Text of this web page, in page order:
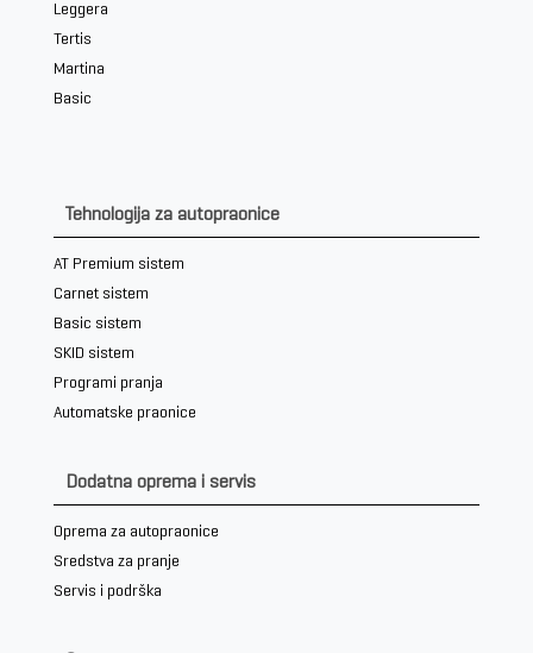
Leggera
Tertis
Martina
Basic
Tehnologija za autopraonice
AT Premium sistem
Carnet sistem
Basic sistem
SKID sistem
Programi pranja
Automatske praonice
Dodatna oprema i servis
Oprema za autopraonice
Sredstva za pranje
Servis i podrška